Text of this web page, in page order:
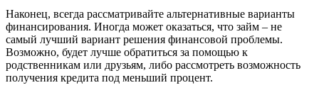
Наконец, всегда рассматривайте альтернативные варианты
финансирования. Иногда может оказаться, что займ – не
самый лучший вариант решения финансовой проблемы.
Возможно, будет лучше обратиться за помощью к
родственникам или друзьям, либо рассмотреть возможность
получения кредита под меньший процент.